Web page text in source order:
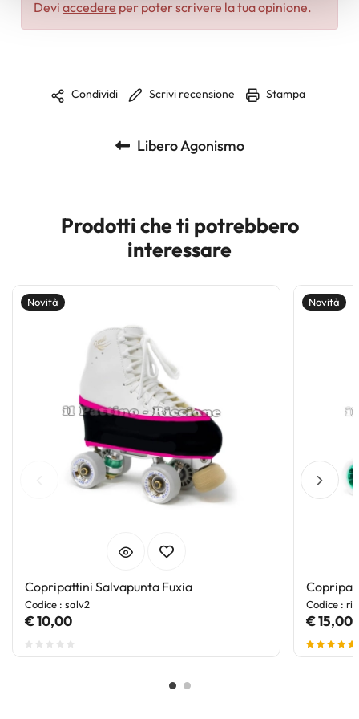
pubblicità e social media, i quali potrebbero combinarle
con altre informazioni che ha fornito loro o che hanno
Deviaccedere per poter scrivere la tua opinione.
Condividi Scrivi recensione Stampa
Libero Agonismo
Prodotti che ti potrebbero
interessare
Novità
Copripattini Salvapunta Fuxia
Codice : salv2
€ 10,00
Novità
Codice :
€ 15,00